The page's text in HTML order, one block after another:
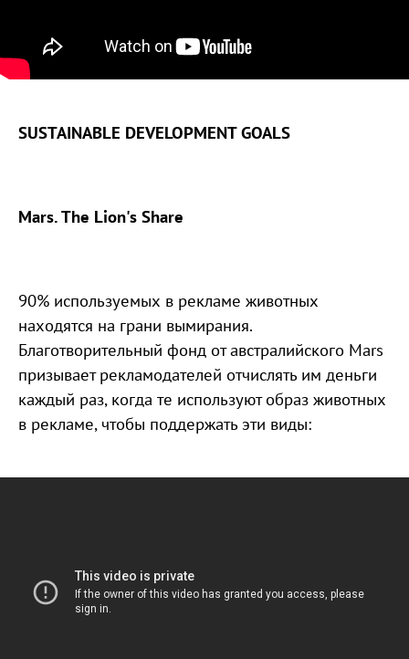
SUSTAINABLE DEVELOPMENT GOALS
Mars. The Lion's Share
90% используемых в рекламе животных
находятся на грани вымирания.
Благотворительный фонд от австралийского Mars
призывает рекламодателей отчислять им деньги
каждый раз, когда те используют образ животных
в рекламе, чтобы поддержать эти виды: